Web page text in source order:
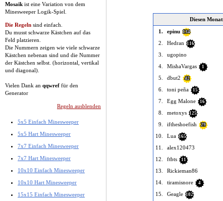
Mosaik ist eine Variation von dem
Minesweeper Logik-Spiel.
Die Regeln sind einfach.
Du musst schwarze Kästchen auf das
Feld platzieren.
Die Nummern zeigen wie viele schwarze
Kästchen nebenan sind und die Nummer
der Kästchen selbst. (horizontal, vertikal
und diagonal).
Vielen Dank an qqwref für den
Generator
Regeln ausblenden
5x5 Einfach Minesweeper
5x5 Hart Minesweeper
7x7 Einfach Minesweeper
7x7 Hart Minesweeper
10x10 Einfach Minesweeper
10x10 Hart Minesweeper
15x15 Einfach Minesweeper
Diesen Monat
1.
epinu 134
2.
Hedran 116
3.
ugopino
4.
MishaVargas 1
5.
dbut2 42
6.
toni peña 15
7.
Egg Malone 16
8.
metoxys 125
9.
iftheshoefish 29
10.
Lua 165
11.
alex120473
12.
ftbts 11
13.
Rickieman86
14.
tiramisnore 4
15.
Geagle 102